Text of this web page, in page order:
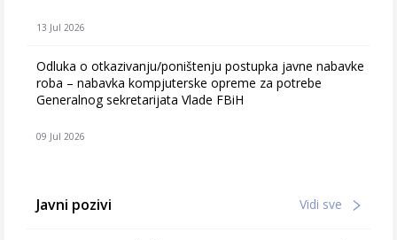
13 Jul 2026
Odluka o otkazivanju/poništenju postupka javne nabavke
roba – nabavka kompjuterske opreme za potrebe
Generalnog sekretarijata Vlade FBiH
09 Jul 2026
Javni pozivi Vidi sve